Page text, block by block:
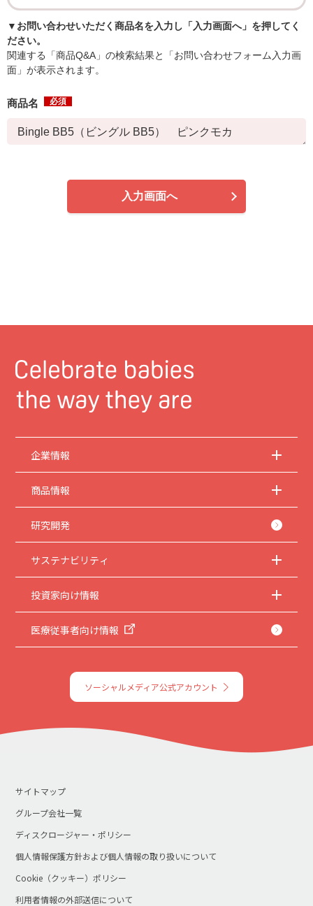
▼お問い合わせいただく商品名を入力し「入力画面へ」を押してく
ださい。
関連する「商品Q&A」の検索結果と「お問い合わせフォーム入力画
面」が表示されます。
商品名 必須
入力画面へ
企業情報
商品情報
研究開発
サステナビリティ
投資家向け情報
医療従事者向け情報
ソーシャルメディア公式アカウント
サイトマップ
グループ会社一覧
ディスクロージャー・ポリシー
個人情報保護方針および個人情報の取り扱いについて
Cookie（クッキー）ポリシー
利用者情報の外部送信について